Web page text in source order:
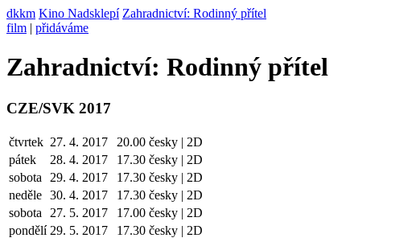
dkkm Kino Nadsklepí Zahradnictví: Rodinný přítel
film | přidáváme
Zahradnictví: Rodinný přítel
CZE/SVK 2017
čtvrtek 27. 4. 2017 20.00 česky | 2D
pátek
28. 4. 2017 17.30 česky | 2D
sobota
29. 4. 2017 17.30 česky | 2D
neděle 30. 4. 2017 17.30 česky | 2D
sobota
27. 5. 2017 17.00 česky | 2D
pondělí 29. 5. 2017 17.30 česky | 2D